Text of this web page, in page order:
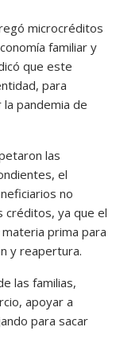
microcréditos
familiar y
que este
para
pandemia de
las
el
no
créditos, ya que el
prima para
y reapertura.
las familias,
apoyar a
para sacar